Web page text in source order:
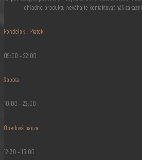
ohľadne produktu neváhajte kontaktovať náš
Pondelok – Piatok
09:00 – 22:00
Sobota
10:00 – 22:00
Obedová pauza
12:30 – 13:00